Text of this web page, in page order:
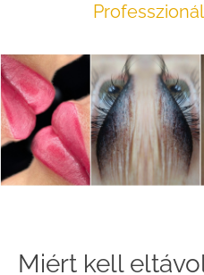
Miért kell